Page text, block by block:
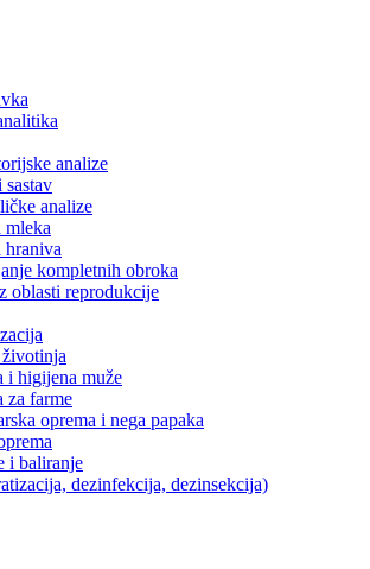
analize
sastav
analize
mleka
hraniva
kompletnih obroka
oblasti reprodukcije
i higijena muže
za farme
oprema i nega papaka
i baliranje
dezinfekcija, dezinsekcija)